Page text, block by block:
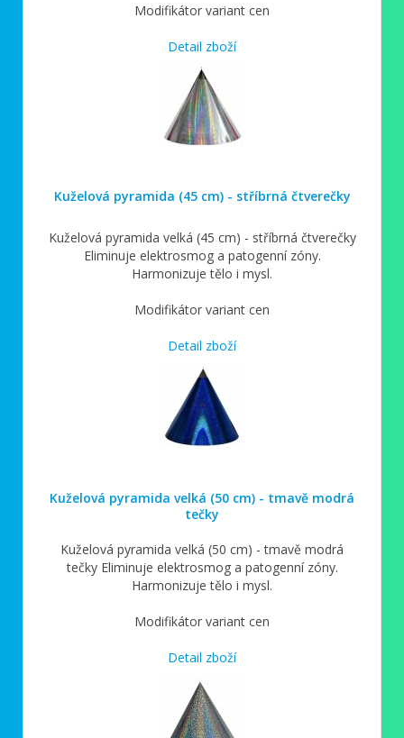
Modifikátor variant cen
Detail zboží
Kuželová pyramida (45 cm) - stříbrná čtverečky
Kuželová pyramida velká (45 cm) - stříbrná čtverečky
Eliminuje elektrosmog a patogenní zóny.
Harmonizuje tělo i mysl.
Modifikátor variant cen
Detail zboží
Kuželová pyramida velká (50 cm) - tmavě modrá
tečky
Kuželová pyramida velká (50 cm) - tmavě modrá
tečky Eliminuje elektrosmog a patogenní zóny.
Harmonizuje tělo i mysl.
Modifikátor variant cen
Detail zboží